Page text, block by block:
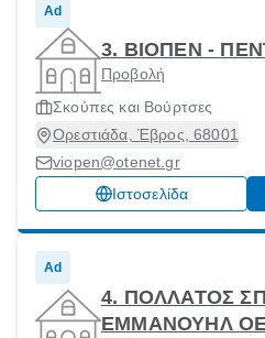
Ad
3. ΒΙΟΠΕΝ -
Προβολή
Σκούπες και Βούρτσες
Ορεστιάδα, Έβρος, 68001
viopen@otenet.gr
Ιστοσελίδα
Ad
4. ΠΟΛΛΑΤΟΣ
ΕΜΜΑΝΟΥΗΛ